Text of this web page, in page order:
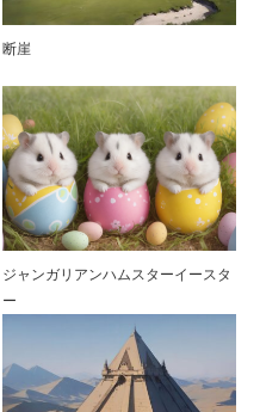
断崖
ジャンガリアンハムスターイースタ
ー